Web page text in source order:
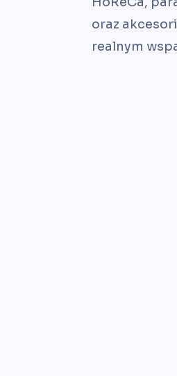
oraz
realnym